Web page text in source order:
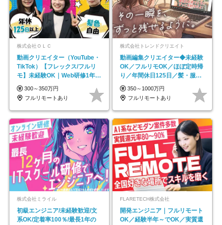
株式会社ＯＬＣ
動画クリエイター（YouTube・
TikTok）【フレックス/フルリ
モ】未経験OK｜Web研修1年間
｜副業OK
300～350万円
フルリモートあり
株式会社トレンドクリエイト
動画編集クリエイター◆未経験
OK／フルリモOK／ほぼ定時帰
り／年間休日125日／髪・服・
ネイル自由／副業OK
350～1000万円
フルリモートあり
株式会社ミライル
初級エンジニア/未経験歓迎/文
系OK/定着率100％/最長1年の
FLARETECH株式会社
開発エンジニア｜フルリモート
OK／経験半年～でOK／実質還